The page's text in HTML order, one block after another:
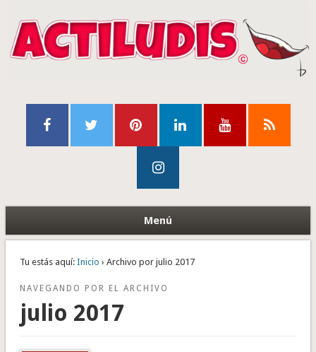
Menú
Tu estás aquí: Inicio › Archivo por julio 2017
NAVEGANDO POR EL ARCHIVO
julio 2017